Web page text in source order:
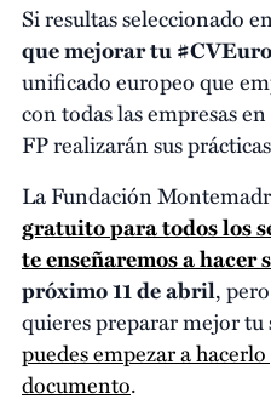
Si resultas seleccionado
que mejorar tu
unificado europeo que
con todas las empresas
FP realizarán sus
La Fundación
gratuito para todos los
te enseñaremos a hacer
próximo 11 de abril,
quieres preparar mejor tu
puedes empezar a
documento.